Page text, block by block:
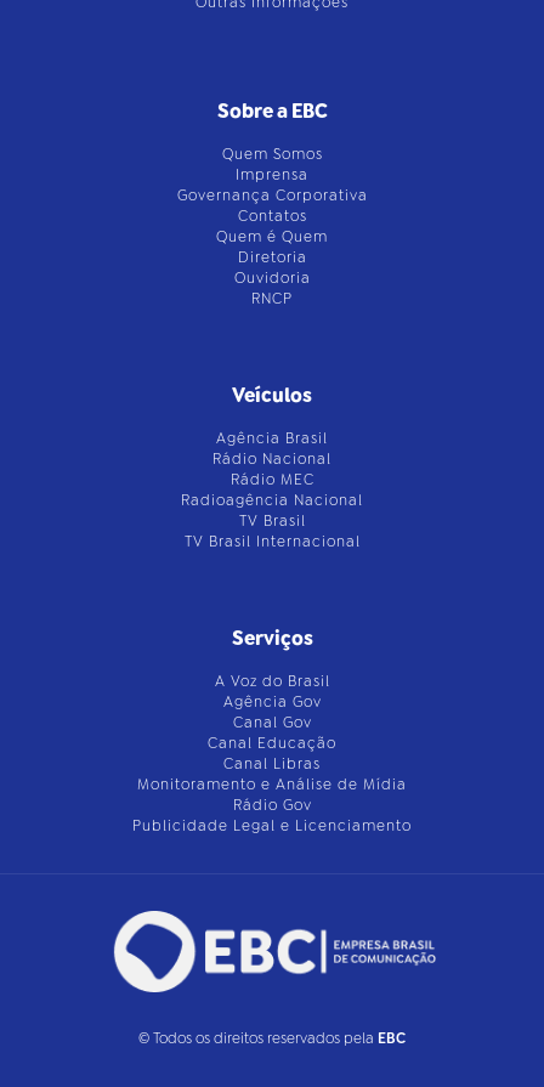
Sobre a EBC
Quem Somos
Imprensa
Governança Corporativa
Contatos
Quem é Quem
Diretoria
Ouvidoria
RNCP
Veículos
Agência Brasil
Rádio Nacional
Rádio MEC
Radioagência Nacional
TV Brasil
TV Brasil Internacional
Serviços
A Voz do Brasil
Agência Gov
Canal Gov
Canal Educação
Canal Libras
Monitoramento e Análise de Mídia
Rádio Gov
Publicidade Legal e Licenciamento
© Todos os direitos reservados pela EBC